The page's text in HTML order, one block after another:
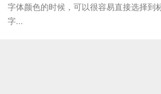
字体颜色的时候，可以很容易直接选择
字...